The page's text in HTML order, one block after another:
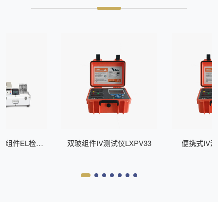
组件EL检测
双玻组件IV测试仪LXPV33 便携式IV